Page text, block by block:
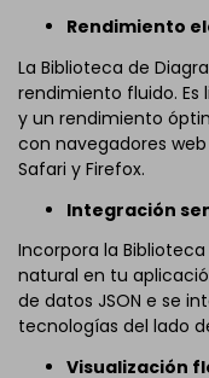
Rendimiento
La Biblioteca de
rendimiento fluido. Es
y un rendimiento
con navegadores
Safari y Firefox.
Integración
Incorpora la
natural en tu
de datos JSON e se
tecnologías del lado
Visualización